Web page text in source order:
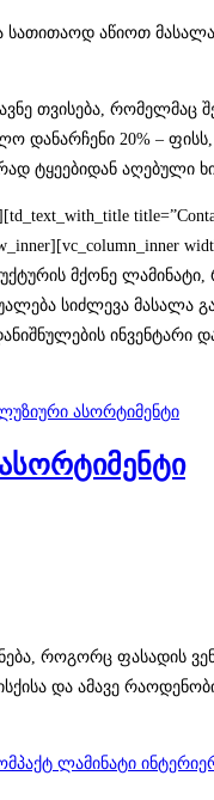
აწიოთ
თვისება, რომელმაც
20% –
ტყეებიდან აღებული
მქონე
სიძლევა მასალა
ინვენტარი და
როგორც ფასადის
და ამავე